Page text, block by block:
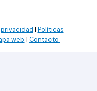
| Políticas
web | Contacto